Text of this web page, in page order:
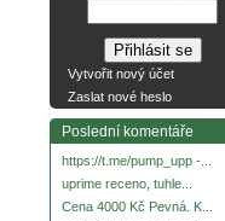
Vytvořit nový účet
Zaslat nové heslo
Poslední komentáře
https://t.me/pump_upp -...
uprime receno, tuhle...
Cena 4000 Kč Pevná. K...